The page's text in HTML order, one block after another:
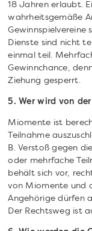
18 Jahren erlaubt.
wahrheitsgemäße
Gewinnspielvereine
Dienste sind nicht
einmal teil.
Gewinnchance,
Ziehung gesperrt.
5. Wer wird von
Miomente ist
Teilnahme
B. Verstoß gegen
oder mehrfache
behält sich vor,
von Miomente und
Angehörige dürfen
Der Rechtsweg ist